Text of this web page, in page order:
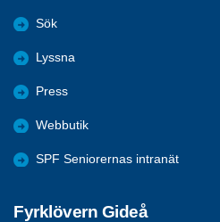
Sök
Lyssna
Press
Webbutik
SPF Seniorernas intranät
Fyrklövern Gideå